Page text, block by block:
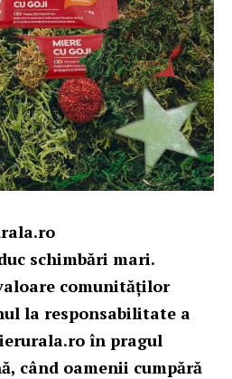
schimbări mari.
comunităților
la responsabilitate a
în pragul
când oamenii cumpără